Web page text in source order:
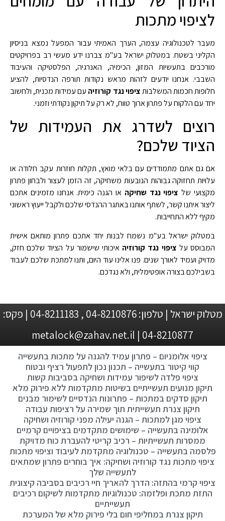
לציפוי מתכות
מעבר לטכנולוגיה עצמה, הערך האמיתי עבור המפעל נמצא בניסיון
הקליני בשטח. במטלוק ישראל בע"מ צברנו ידע מעשי רב בפרויקטים
מורכבים בתעשיות המזון, הכימיה, האנרגיה, הפלסטיקה והעיבוד
השבבי. אנחנו יודעים לזהות מראש נקודות תורפה הנדסיות, להציע
חלופות חכמות המשלבותציפוי נגד קורוזיה עם עמידות מכנית, ולחשוב
יחד עם הלקוח על פתרון ארוך טווח, לא רק על תיקון נקודתי וזמני.
רוצים לשדרג את העמידות של
הציוד שלכם?
אם גם אתם מתמודדים עם בלאי מואץ, תקלות חוזרות עקב חלודה או
עלויות תחזוקה גבוהות הנובעות משחיקה, זה הזמן לעצור ולבחון פתרון
מקצועי של ציפוי נגד שחיקה או הגנה כימית. אנחנו מזמינים אתכם
ליצור איתנו קשר, לשתף אותנו באתגר ההנדסי שלכם ולקבל ייעוץ ראשוני
מקיף ללא התחייבות.
במטלוק ישראל בע"מ נשמח לבנות יחד אתכם פתרון מותאם אישית
המבוסס על ציפוי נגד קורוזיה איכותי שישמור על הציוד שלכם חזק,
מדויק ועמיד לאורך שנים. פנו אלינו עוד היום, ותנו למתכת שלכם לעבוד
בשבילכם בצורה אופטימלית, ולא נגדכם.
מטלוק ישראל | טלפון: 04-8210876 , 04-8211183 | פקס:
04-8210877 | metalock@zahav.net.il
ציפוי אלומניום – פתרון עמיד להגנה על מתכות בתעשייה
קווי קיטור בתעשייה – תכנון נכון לתפעול רציף ובטוח
ציפוי פלדה לשיפור עמידות ושחיקה בסביבות קשות
תיקון מנועים תעשייתיים בשיטות מתקדמות ללא פירוק מלא
תיקון סדקים במתכות – פתרונות הנדסיים לשימור מבנים
תיקון צנרת תעשייתית תוך שמירה על רציפות עבודה
ציפוי מגן למתכות – הגנה יעילה מפני קורוזיה ושחיקה
אלומינה בתעשייה – שימושים מתקדמים בציפויים קרמיים
ממסרות תעשייתיות – רכיב קריטי להעברת כוח מדויקת
פלסמה בתעשייה – טכנולוגיה מתקדמת לעיבוד וציפוי מתכות
ציפוי מתכות נגד קורוזיה ושחיקה: איך בוחרים פתרון שמתאים
לתעשייה שלך
ציפוי קרמי בהתזה: הדרך להאריך חיי רכיבים בסביבה קיצונית
התזת מתכת ופלזמה: טכנולוגיות מתקדמות לשיקום רכיבים
תעשייתיים
תיקון צנרת במחליפי חום בלי פירוק מלא של המערכת